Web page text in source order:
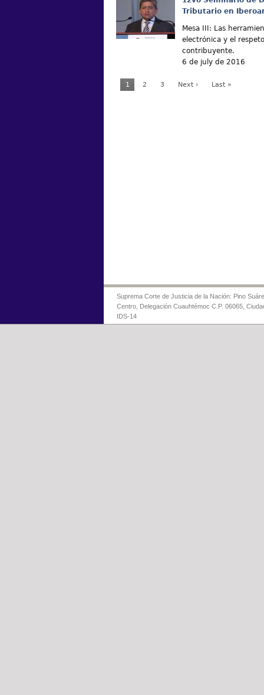
Tributario en
Mesa III: Las
electrónica y el
contribuyente.
6 de july de 2016
1 2 3 Next › Last »
Suprema Corte de Justicia de la Nación: Pino
Centro, Delegación Cuauhtémoc C.P. 06065,
IDS-14